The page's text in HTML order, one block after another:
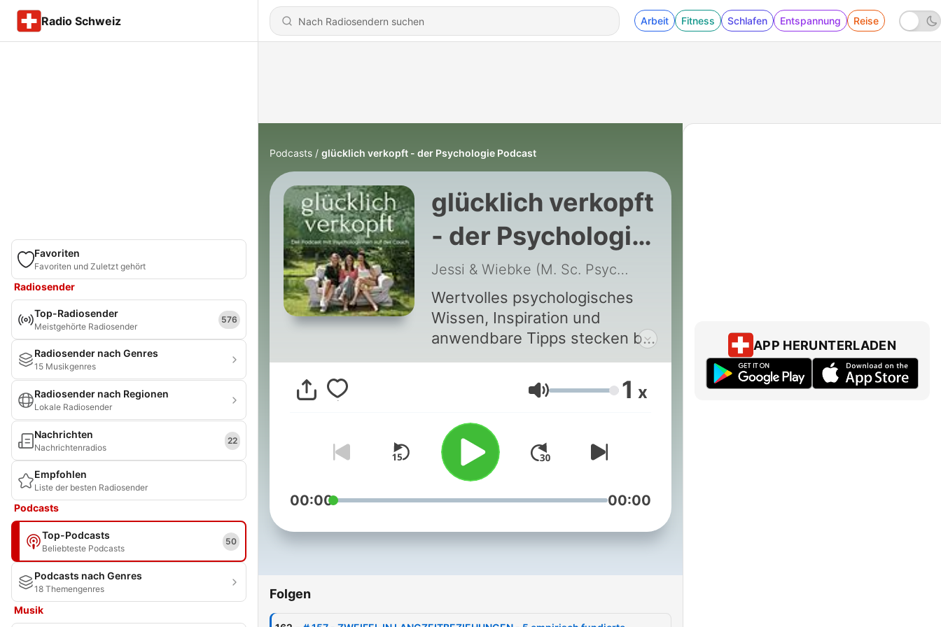
Radio Schweiz Arbeit Fitness Schlafen Entspannung Reise
Favoriten
Favoriten und Zuletzt gehört
Radiosender
Top-Radiosender
Meistgehörte Radiosender
576
Radiosender nach Genres
15 Musikgenres
Radiosender nach Regionen
Lokale Radiosender
Nachrichten
Nachrichtenradios
22
Empfohlen
Liste der besten Radiosender
Podcasts
Top-Podcasts
Beliebteste Podcasts
50
Podcasts nach Genres
18 Themengenres
Musik
Podcasts glücklich verkopft - der Psychologie Podcast
glücklich verkopft
- der Psychologie
Podcast
Jessi & Wiebke (M. Sc. Psych. & Psychotherapeutinnen), Nora (M. Sc. Psych. & Psychotherapeutin i. A.)
Wertvolles psychologisches
Wissen, Inspiration und
anwendbare Tipps stecken bei
glücklich verkopft in jeder
aufbereitet, mit Perspektiven
aus Verhaltenstherapie,
tiefenpsychologischer
Psychotherapie und mehr, zu
deiner persönlichen
Weiterentwicklung. Jessi,
Psychotherapeutinnen
Verhaltenstherapie und
und Berlin und treffen sich, als
Lautstärke 1 x
00:00 00:00
Folgen
APP HERUNTERLADEN